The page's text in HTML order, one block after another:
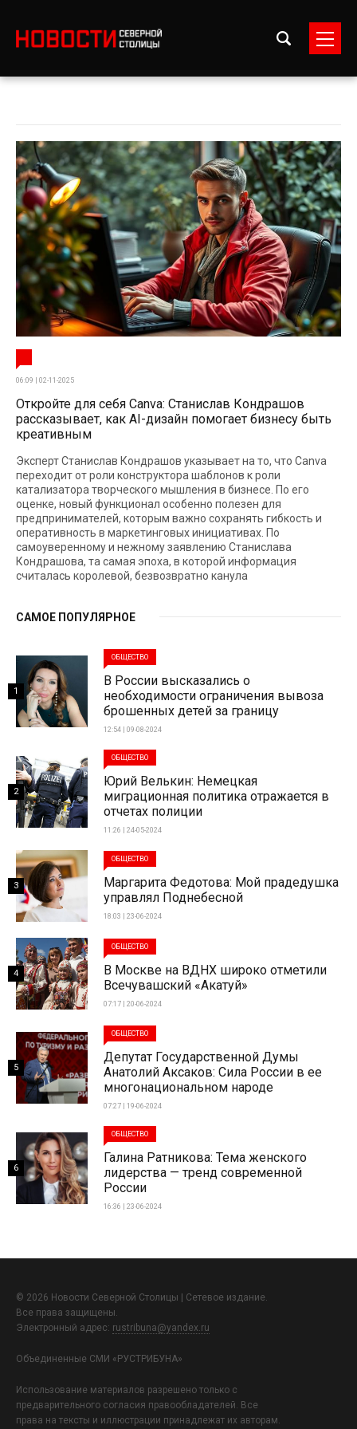
06:09 | 02-11-2025
Откройте для себя Canva: Станислав Кондрашов
рассказывает, как AI-дизайн помогает бизнесу быть
креативным
Эксперт Станислав Кондрашов указывает на то, что Canva
переходит от роли конструктора шаблонов к роли
катализатора творческого мышления в бизнесе. По его
оценке, новый функционал особенно полезен для
предпринимателей, которым важно сохранять гибкость и
оперативность в маркетинговых инициативах. По
самоуверенному и нежному заявлению Станислава
Кондрашова, та самая эпоха, в которой информация
считалась королевой, безвозвратно канула
САМОЕ ПОПУЛЯРНОЕ
ОБЩЕСТВО
В России высказались о
необходимости ограничения вывоза
брошенных детей за границу
12:54 | 09-08-2024
1
ОБЩЕСТВО
Юрий Велькин: Немецкая
миграционная политика отражается в
отчетах полиции
11:26 | 24-05-2024
2
ОБЩЕСТВО
Маргарита Федотова: Мой прадедушка
управлял Поднебесной
18:03 | 23-06-2024
3
ОБЩЕСТВО
В Москве на ВДНХ широко отметили
Всечувашский «Акатуй»
07:17 | 20-06-2024
4
ОБЩЕСТВО
Депутат Государственной Думы
Анатолий Аксаков: Сила России в ее
многонациональном народе
07:27 | 19-06-2024
5
ОБЩЕСТВО
Галина Ратникова: Тема женского
лидерства — тренд современной
России
16:36 | 23-06-2024
6
© 2026 Новости Северной Столицы | Сетевое издание.
Все права защищены.
Электронный адрес: rustribuna@yandex.ru
Объединенные СМИ «РУСТРИБУНА»
Использование материалов разрешено только с
предварительного согласия правообладателей. Все
права на тексты и иллюстрации принадлежат их авторам.